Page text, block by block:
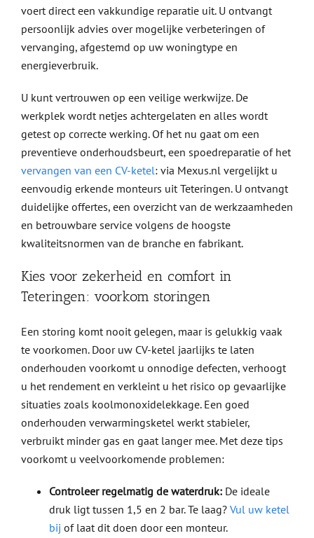
voert direct een vakkundige reparatie uit. U ontvangt
persoonlijk advies over mogelijke verbeteringen of
vervanging, afgestemd op uw woningtype en
energieverbruik.
U kunt vertrouwen op een veilige werkwijze. De
werkplek wordt netjes achtergelaten en alles wordt
getest op correcte werking. Of het nu gaat om een
preventieve onderhoudsbeurt, een spoedreparatie of het
vervangen van een CV-ketel: via Mexus.nl vergelijkt u
eenvoudig erkende monteurs uit Teteringen. U ontvangt
duidelijke offertes, een overzicht van de werkzaamheden
en betrouwbare service volgens de hoogste
kwaliteitsnormen van de branche en fabrikant.
Kies voor zekerheid en comfort in
Teteringen: voorkom storingen
Een storing komt nooit gelegen, maar is gelukkig vaak
te voorkomen. Door uw CV-ketel jaarlijks te laten
onderhouden voorkomt u onnodige defecten, verhoogt
u het rendement en verkleint u het risico op gevaarlijke
situaties zoals koolmonoxidelekkage. Een goed
onderhouden verwarmingsketel werkt stabieler,
verbruikt minder gas en gaat langer mee. Met deze tips
voorkomt u veelvoorkomende problemen:
Controleer regelmatig de waterdruk:De ideale
druk ligt tussen 1,5 en 2 bar. Te laag? Vul uw ketel
bij of laat dit doen door een monteur.